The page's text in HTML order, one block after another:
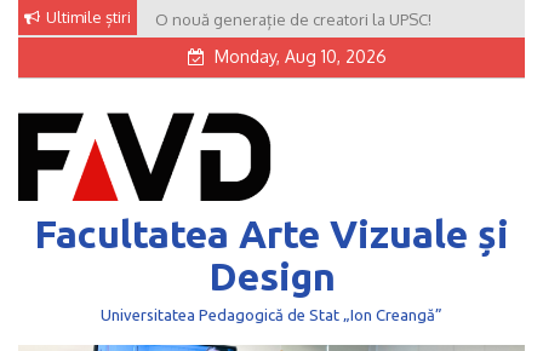
Skip
Ultimile știri O nouă generație de creatori la UPSC!
Monday, Aug 10, 2026
Facultatea Arte Vizuale și
Design
Universitatea Pedagogică de Stat „Ion Creangă”